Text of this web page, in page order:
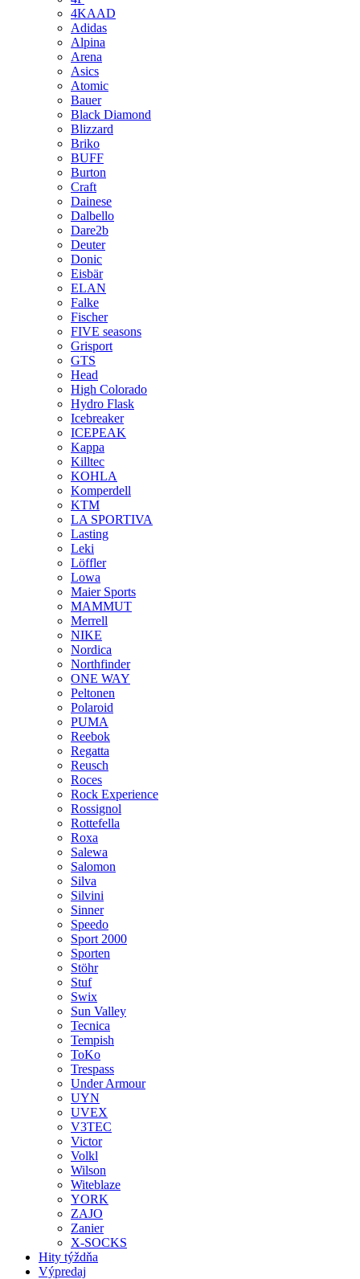
4KAAD
Adidas
Alpina
Arena
Asics
Atomic
Bauer
Black Diamond
Blizzard
Briko
BUFF
Burton
Craft
Dainese
Dalbello
Dare2b
Deuter
Donic
Eisbär
ELAN
Falke
Fischer
FIVE seasons
Grisport
GTS
Head
High Colorado
Hydro Flask
Icebreaker
ICEPEAK
Kappa
Killtec
KOHLA
Komperdell
KTM
LA SPORTIVA
Lasting
Leki
Löffler
Lowa
Maier Sports
MAMMUT
Merrell
NIKE
Nordica
Northfinder
ONE WAY
Peltonen
Polaroid
PUMA
Reebok
Regatta
Reusch
Roces
Rock Experience
Rossignol
Rottefella
Roxa
Salewa
Salomon
Silva
Silvini
Sinner
Speedo
Sport 2000
Sporten
Stöhr
Stuf
Swix
Sun Valley
Tecnica
Tempish
ToKo
Trespass
Under Armour
UYN
UVEX
V3TEC
Victor
Volkl
Wilson
Witeblaze
YORK
ZAJO
Zanier
X-SOCKS
Hity týždňa
Výpredaj